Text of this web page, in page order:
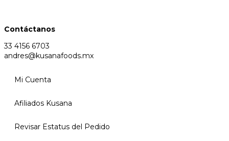
Contáctanos
33 4156 6703
andres@kusanafoods.mx
Mi Cuenta
Afiliados Kusana
Revisar Estatus del Pedido